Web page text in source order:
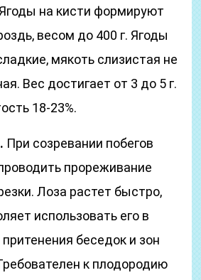
Ягоды на кисти формируют
весом до 400 г. Ягоды
мякоть слизистая не
Вес достигает от 3 до 5 г.
18-23%.
При созревании побегов
прореживание
Лоза растет быстро,
использовать его в
беседок и зон
к плодородию